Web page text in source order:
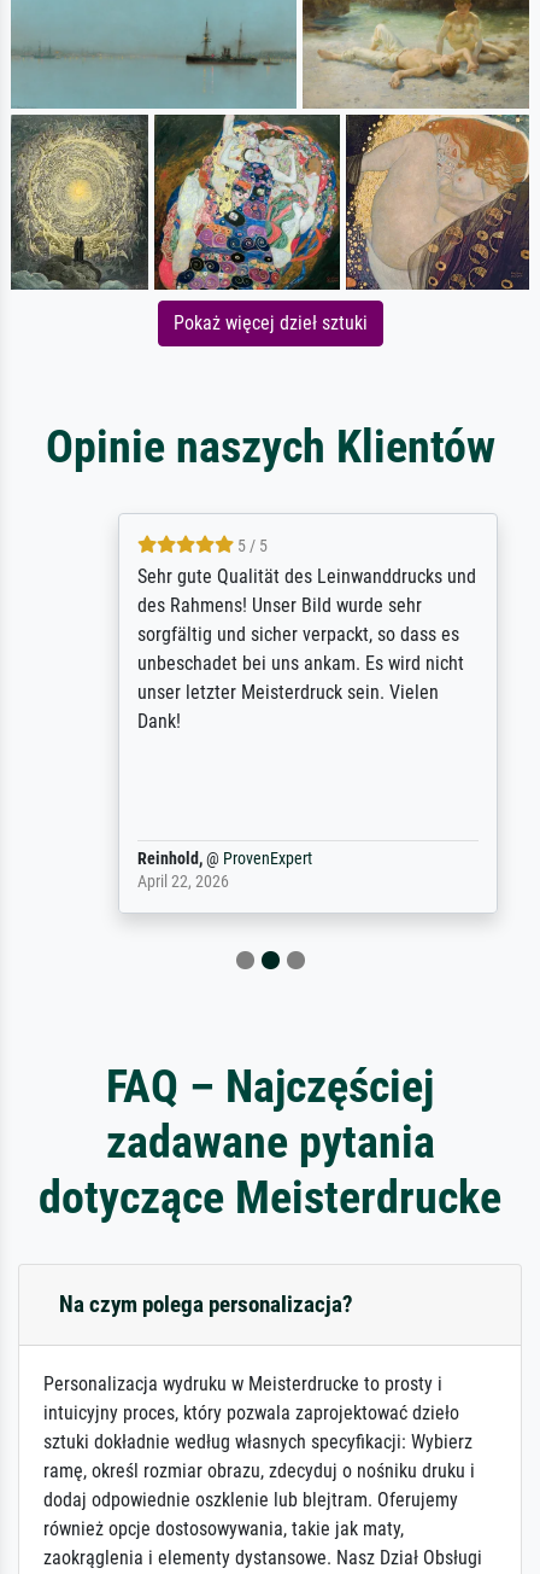
Pokaż więcej dzieł sztuki
Opinie naszych Klientów
5 / 5
Sehr gute Qualität des Leinwanddrucks und
des Rahmens! Unser Bild wurde sehr
sorgfältig und sicher verpackt, so dass es
unbeschadet bei uns ankam. Es wird nicht
unser letzter Meisterdruck sein. Vielen
Dank!
Reinhold,@ProvenExpert
April 22, 2026
FAQ – Najczęściej
zadawane pytania
dotyczące Meisterdrucke
Na czym polega personalizacja?
Personalizacja wydruku w Meisterdrucke to prosty i
intuicyjny proces, który pozwala zaprojektować dzieło
sztuki dokładnie według własnych specyfikacji: Wybierz
ramę, określ rozmiar obrazu, zdecyduj o nośniku druku i
dodaj odpowiednie oszklenie lub blejtram. Oferujemy
również opcje dostosowywania, takie jak maty,
zaokrąglenia i elementy dystansowe. Nasz Dział Obsługi